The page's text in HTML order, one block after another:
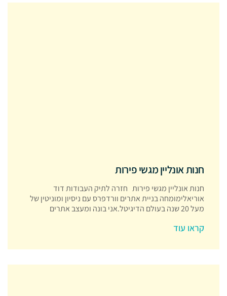
חנות אונליין מגשי פירות
חנות אונליין מגשי פירות חזרה לתיק העבודות דוד
אוריאלימומחה בניית אתרים וורדפרס עם ניסיון ומוניטין של
מעל 20 שנה בעולם הדיגיטל.אני בונה ומעצב אתרים
קראו עוד